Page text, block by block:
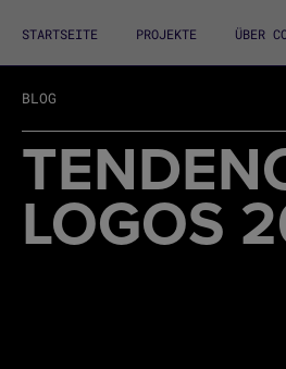
STARTSEITE PROJEKTE ÜBER
BLOG
LOGOS